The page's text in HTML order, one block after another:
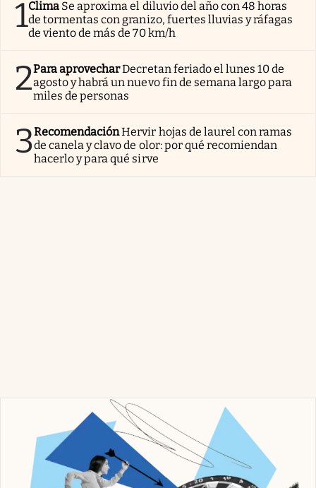
1Clima Se aproxima el diluvio del año con 48 horas
de tormentas con granizo, fuertes lluvias y ráfagas
de viento de más de 70 km/h
2Para aprovecharDecretan feriado el lunes 10 de
agosto y habrá un nuevo fin de semana largo para
miles de personas
3RecomendaciónHervir hojas de laurel con ramas
de canela y clavo de olor: por qué recomiendan
hacerlo y para qué sirve